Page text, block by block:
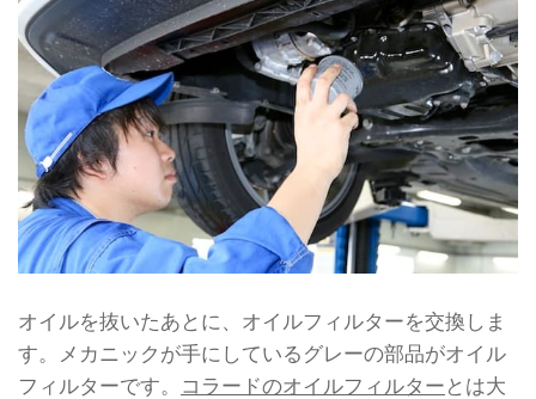
オイルを抜いたあとに、オイルフィルターを交換しま
す。メカニックが手にしているグレーの部品がオイル
フィルターです。 コラードのオイルフィルター とは大